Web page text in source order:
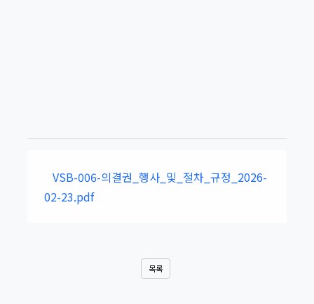
VSB-006-의결권_행사_및_절차_규정_2026-
02-23.pdf
목록